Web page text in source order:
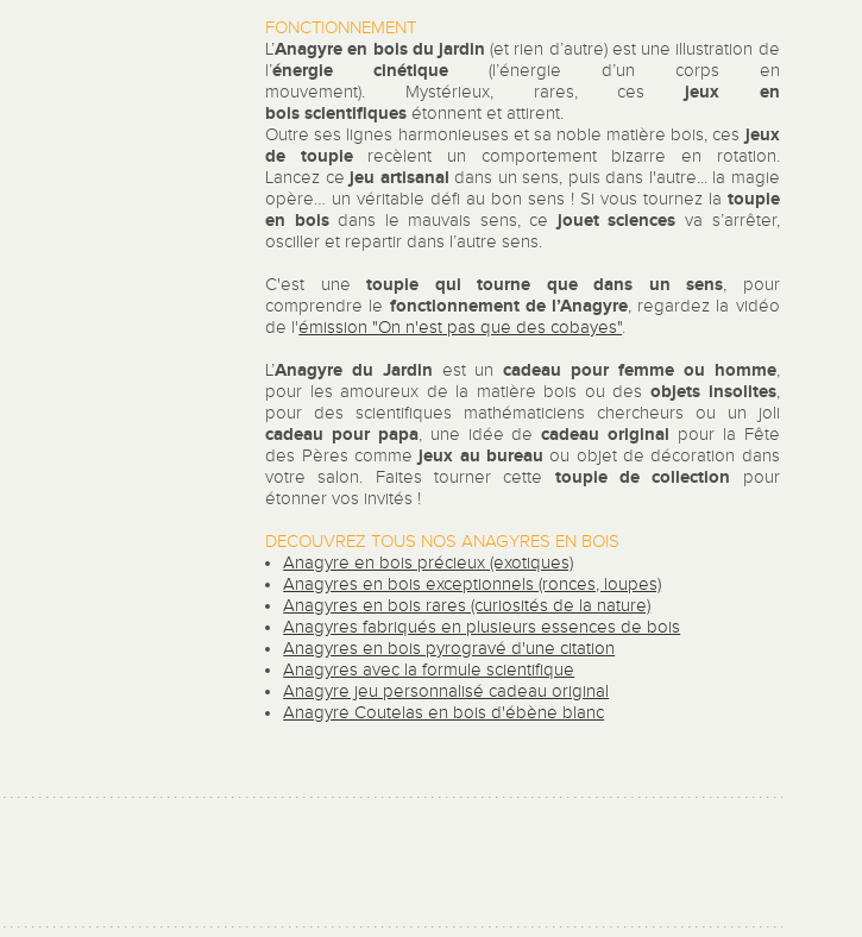
FONCTIONNEMENT
L’Anagyre en bois du jardin (et rien d’autre) est une illustration de
l’énergie cinétique (l’énergie d’un corps en
mouvement). Mystérieux, rares, ces jeux en
bois scientifiques étonnent et attirent.
Outre ses lignes harmonieuses et sa noble matière bois, ces jeux
de toupierecèlent un comportement bizarre en rotation.
Lancez ce jeu artisanal dans un sens, puis dans l'autre... la magie
opère… un véritable défi au bon sens ! Si vous tournez la toupie
en boisdans le mauvais sens, ce jouet sciences va s’arrêter,
osciller et repartir dans l’autre sens.
C'est unetoupie qui tourne que dans un sens, pour
comprendre le fonctionnement de l’Anagyre, regardez la vidéo
de l'émission "On n'est pas que des cobayes".
L’Anagyre du Jardin est uncadeau pour femme ou homme,
pour les amoureux de la matière bois ou des objets insolites,
pour des scientifiques mathématiciens chercheurs ou un joli
cadeau pour papa, une idée decadeau original pour la Fête
des Pères comme jeux au bureau ou objet de décoration dans
votre salon. Faites tourner cette toupie de collection pour
étonner vos invités !
DECOUVREZ TOUS NOS ANAGYRES EN BOIS
Anagyre en bois précieux (exotiques)
Anagyres en bois exceptionnels (ronces, loupes)
Anagyres en bois rares (curiosités de la nature)
Anagyres fabriqués en plusieurs essences de bois
Anagyres en bois pyrogravé d'une citation
Anagyres avec la formule scientifique
Anagyre jeu personnalisé cadeau original
Anagyre Coutelas en bois d'ébène blanc